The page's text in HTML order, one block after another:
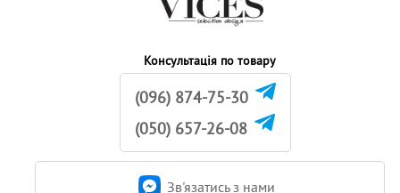
Консультація по товару
(096) 874-75-30
(050) 657-26-08
Зв'язатись з нами